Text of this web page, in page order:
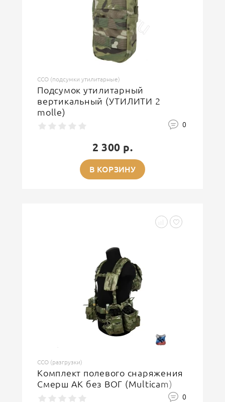
ССО (подсумки утилитарные)
Подсумок утилитарный
вертикальный (УТИЛИТИ 2
molle)
0
2 300 р.
В КОРЗИНУ
ССО (разгрузки)
Комплект полевого снаряжения
Смерш АК без ВОГ (Multicam)
0